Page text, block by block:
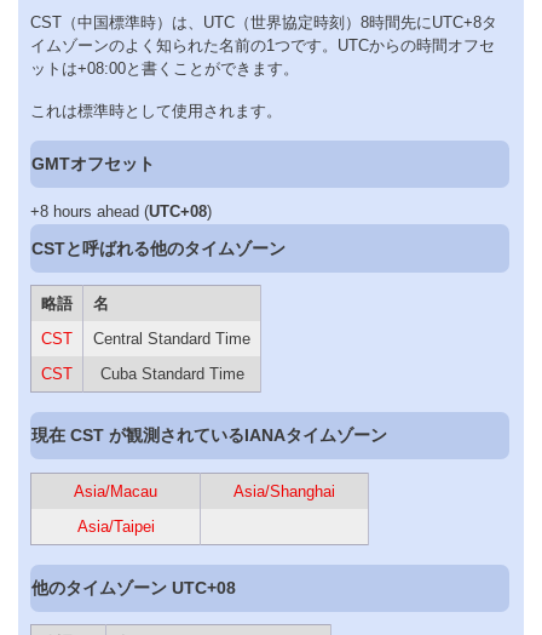
CST（中国標準時）は、UTC（世界協定時刻）8時間先にUTC+8タ
イムゾーンのよく知られた名前の1つです。UTCからの時間オフセ
ットは+08:00と書くことができます。
これは標準時として使用されます。
GMTオフセット
+8 hours ahead (UTC+08)
CSTと呼ばれる他のタイムゾーン
略語
名
CST
Central Standard Time
CST
Cuba Standard Time
現在 CST が観測されているIANAタイムゾーン
Asia/Macau
Asia/Shanghai
Asia/Taipei
他のタイムゾーン UTC+08